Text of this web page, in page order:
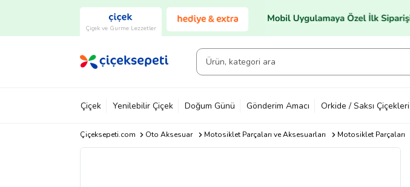
Çiçek ve Gurme Lezzetler
Çiçek Yenilebilir Çiçek Doğum Günü Gönderim Amacı Orkide / Saksı Çiçekleri
Çiçeksepeti.com Oto Aksesuar Motosiklet Parçaları ve Aksesuarları Motosiklet Parçaları